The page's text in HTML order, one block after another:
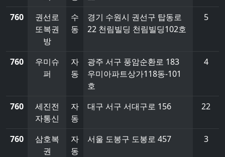
760
권선로
또복권
방
수
동
경기 수원시 권선구 탑동로
22 천림빌딩 천림빌딩102호
5
760
우미슈
퍼
자
동
광주 서구 풍암순환로 183
우미아파트상가118동-101
호
4
760
세진전
자통신
자
동
대구 서구 서대구로 156 22
760
삼호복
권
자
동
서울 도봉구 도봉로 457 3